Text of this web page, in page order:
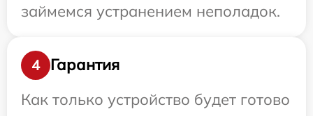
займемся устранением неполадок.
4
Гарантия
Как только устройство будет готово